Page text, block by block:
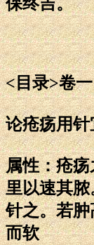
<目录>卷一
论疮疡用
属性：疮
里以速其
针之。若肿
而软